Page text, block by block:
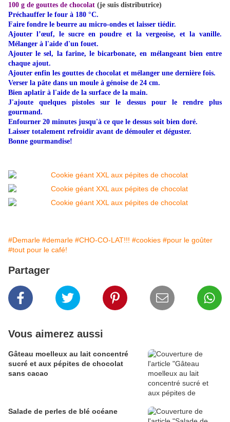
100 g de gouttes de chocolat (je suis distributrice)
Préchauffer le four à 180 °C.
Faire fondre le beurre au micro-ondes et laisser tiédir.
Ajouter l’œuf, le sucre en poudre et la vergeoise, et la vanille.
Mélanger à l'aide d'un fouet.
Ajouter le sel, la farine, le bicarbonate, en mélangeant bien entre
chaque ajout.
Ajouter enfin les gouttes de chocolat et mélanger une dernière fois.
Verser la pâte dans un moule à génoise de 24 cm.
Bien aplatir à l'aide de la surface de la main.
J'ajoute quelques pistoles sur le dessus pour le rendre plus
gourmand.
Enfourner 20 minutes jusqu'à ce que le dessus soit bien doré.
Laisser totalement refroidir avant de démouler et déguster.
Bonne gourmandise!
#Demarle #demarle #CHO-CO-LAT!!! #cookies #pour le goûter
#tout pour le café!
Partager
Vous aimerez aussi
Gâteau moelleux au lait concentré
sucré et aux pépites de chocolat
sans cacao
Salade de perles de blé océane